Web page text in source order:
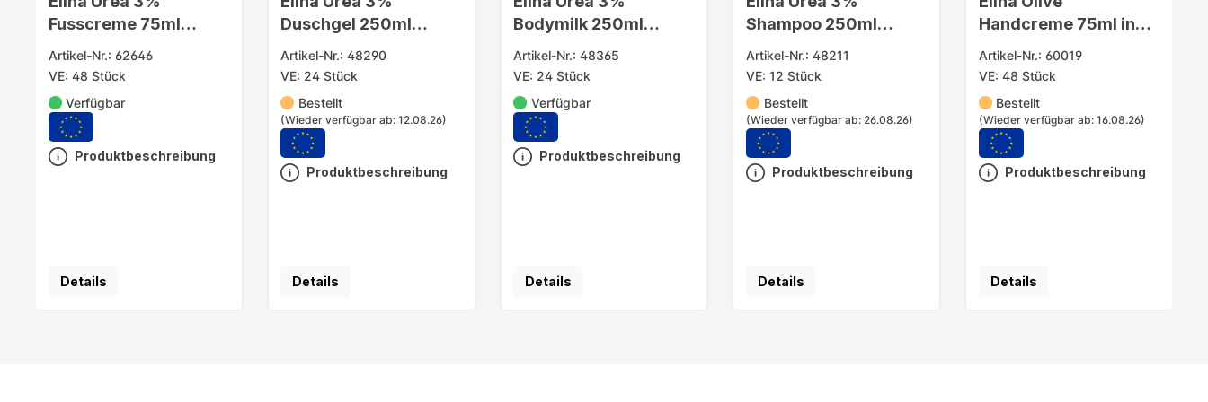
Fusscreme 75ml
sensitive in Tube
Artikel-Nr.: 62646
VE: 48 Stück
Verfügbar
Produktbeschreibung
Details
Duschgel 250ml
Sensitive
Artikel-Nr.: 48290
VE: 24 Stück
Bestellt
(Wieder verfügbar ab: 12.08.26)
Produktbeschreibung
Details
Bodymilk 250ml
Sensitive
Artikel-Nr.: 48365
VE: 24 Stück
Verfügbar
Produktbeschreibung
Details
Shampoo 250ml
Sensitive
Artikel-Nr.: 48211
VE: 12 Stück
Bestellt
(Wieder verfügbar ab: 26.08.26)
Produktbeschreibung
Details
Handcreme 75ml in
Tube
Artikel-Nr.: 60019
VE: 48 Stück
Bestellt
(Wieder verfügbar ab: 16.08.26)
Produktbeschreibung
Details